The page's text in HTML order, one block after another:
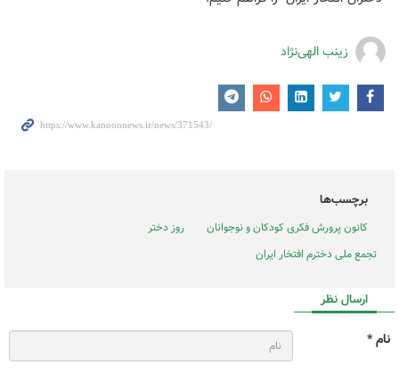
زینب الهی‌نژاد
برچسب‌ها
کانون پرورش فکری کودکان و نوجوانان
روز دختر
تجمع ملی دخترم افتخار ایران
ارسال نظر
نام *